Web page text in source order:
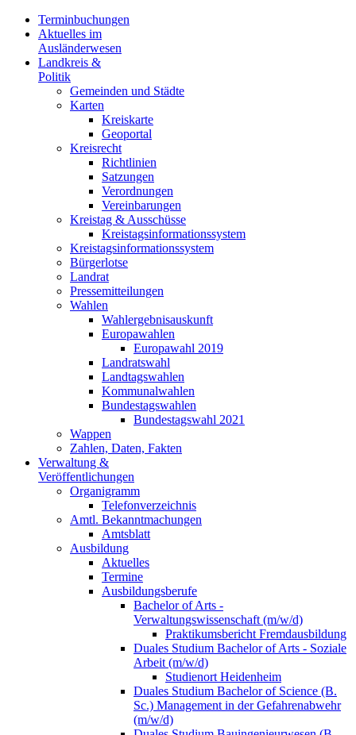
Terminbuchungen
Aktuelles im
Ausländerwesen
Landkreis &
Politik
Gemeinden und Städte
Karten
Kreiskarte
Geoportal
Kreisrecht
Richtlinien
Satzungen
Verordnungen
Vereinbarungen
Kreistag & Ausschüsse
Kreistagsinformationssystem
Kreistagsinformationssystem
Bürgerlotse
Landrat
Pressemitteilungen
Wahlen
Wahlergebnisauskunft
Europawahlen
Europawahl 2019
Landratswahl
Landtagswahlen
Kommunalwahlen
Bundestagswahlen
Bundestagswahl 2021
Wappen
Zahlen, Daten, Fakten
Verwaltung &
Veröffentlichungen
Organigramm
Telefonverzeichnis
Amtl. Bekanntmachungen
Amtsblatt
Ausbildung
Aktuelles
Termine
Ausbildungsberufe
Bachelor of Arts -
Verwaltungswissenschaft (m/w/d)
Praktikumsbericht Fremdausbildung
Duales Studium Bachelor of Arts - Soziale
Arbeit (m/w/d)
Studienort Heidenheim
Duales Studium Bachelor of Science (B.
Sc.) Management in der Gefahrenabwehr
(m/w/d)